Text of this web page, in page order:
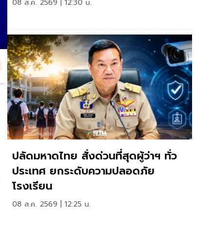
08 ส.ค. 2569 | 12:30 น.
ปลัดมหาดไทย สั่งด่วนที่สุดผู้ว่าฯ ทั่ว
ประเทศ ยกระดับความปลอดภัย
โรงเรียน
08 ส.ค. 2569 | 12:25 น.